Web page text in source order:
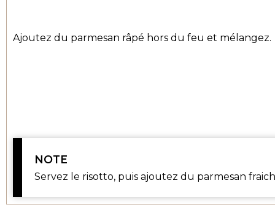
Ajoutez du parmesan râpé hors du feu et mélangez.
NOTE
Servez le risotto, puis ajoutez du parmesan